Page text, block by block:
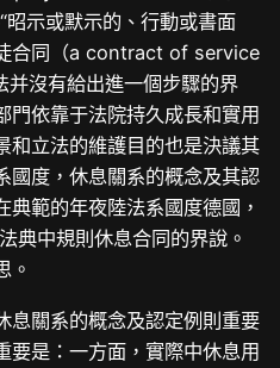
昭示或默示的、行動或書面
合同（a contract of service
沒有給出進一個步驟的界
門依靠于法院持久成長和實用
和立法的維護目的也是決議其
國度，休息關系的概念及其認
範的年夜陸法系國度德國，
典中規則休息合同的界說。
。
息關系的概念及認定例則重要
要是：一方面，實際中休息用